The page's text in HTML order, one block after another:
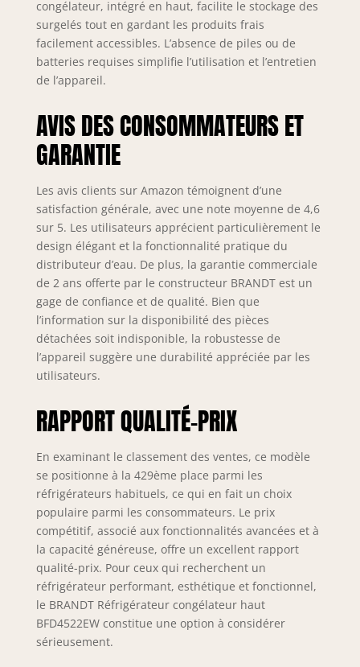
congélateur, intégré en haut, facilite le stockage des
surgelés tout en gardant les produits frais
facilement accessibles. L’absence de piles ou de
batteries requises simplifie l’utilisation et l’entretien
de l’appareil.
AVIS DES CONSOMMATEURS ET
GARANTIE
Les avis clients sur Amazon témoignent d’une
satisfaction générale, avec une note moyenne de 4,6
sur 5. Les utilisateurs apprécient particulièrement le
design élégant et la fonctionnalité pratique du
distributeur d’eau. De plus, la garantie commerciale
de 2 ans offerte par le constructeur BRANDT est un
gage de confiance et de qualité. Bien que
l’information sur la disponibilité des pièces
détachées soit indisponible, la robustesse de
l’appareil suggère une durabilité appréciée par les
utilisateurs.
RAPPORT QUALITÉ-PRIX
En examinant le classement des ventes, ce modèle
se positionne à la 429ème place parmi les
réfrigérateurs habituels, ce qui en fait un choix
populaire parmi les consommateurs. Le prix
compétitif, associé aux fonctionnalités avancées et à
la capacité généreuse, offre un excellent rapport
qualité-prix. Pour ceux qui recherchent un
réfrigérateur performant, esthétique et fonctionnel,
le BRANDT Réfrigérateur congélateur haut
BFD4522EW constitue une option à considérer
sérieusement.